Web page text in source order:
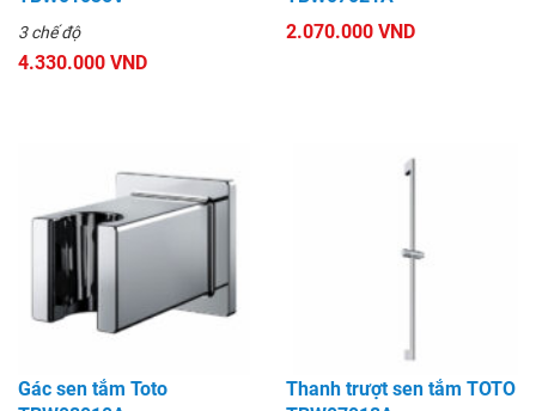
3 chế độ
4.330.000 VND
2.070.000 VND
Gác sen tắm Toto
Thanh trượt sen tắm TOTO